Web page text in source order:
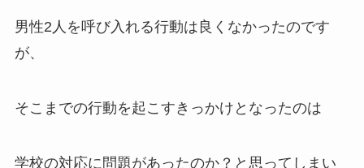
男性2人を呼び入れる行動は良くなかったのです
が、
そこまでの行動を起こすきっかけとなったのは
学校の対応に問題があったのか？と思ってしまい